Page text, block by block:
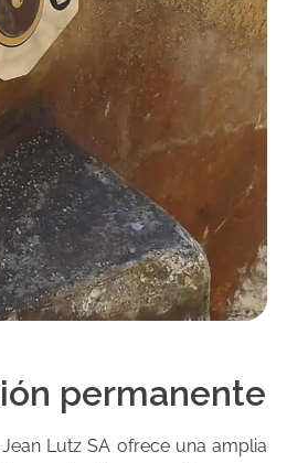
permanente
Lutz SA ofrece una amplia